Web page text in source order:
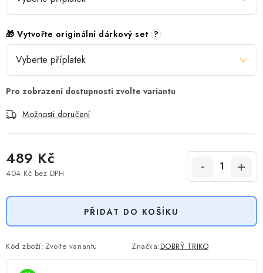
🎁 Vytvořte originální dárkový set ?
Možnosti doručení
489 Kč
404 Kč bez DPH
PŘIDAT DO KOŠÍKU
Kód zboží: Zvolte variantu Značka:DOBRÝ TRIKO